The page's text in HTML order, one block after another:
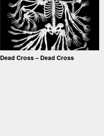
Dead Cross – Dead Cross